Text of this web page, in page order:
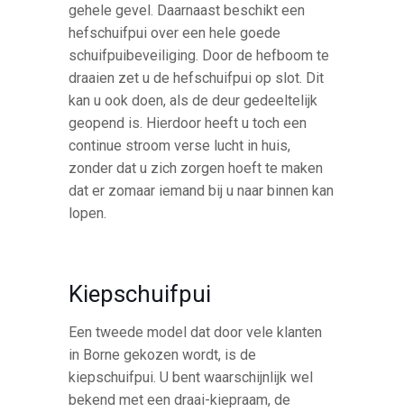
gehele gevel. Daarnaast beschikt een
hefschuifpui over een hele goede
schuifpuibeveiliging. Door de hefboom te
draaien zet u de hefschuifpui op slot. Dit
kan u ook doen, als de deur gedeeltelijk
geopend is. Hierdoor heeft u toch een
continue stroom verse lucht in huis,
zonder dat u zich zorgen hoeft te maken
dat er zomaar iemand bij u naar binnen kan
lopen.
Kiepschuifpui
Een tweede model dat door vele klanten
in Borne gekozen wordt, is de
kiepschuifpui. U bent waarschijnlijk wel
bekend met een draai-kiepraam, de